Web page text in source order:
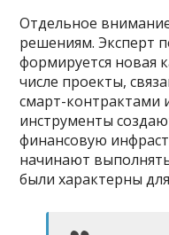
Отдельное
решениям. Эксперт
формируется новая
числе проекты,
смарт-контрактами
инструменты
финансовую
начинают
были характерны